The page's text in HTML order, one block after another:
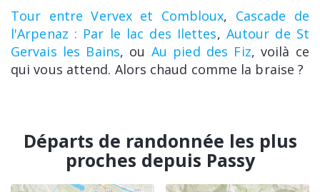
Tour entre Vervex et Combloux, Cascade de
l'Arpenaz : Par le lac des Ilettes, Autour de St
Gervais les Bains, ou Au pied des Fiz, voilà ce
qui vous attend. Alors chaud comme la braise ?
Départs de randonnée les plus
proches depuis Passy